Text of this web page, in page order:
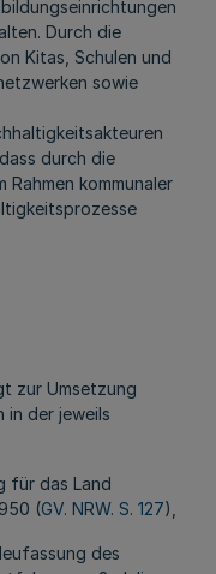
Durch die
Kitas, Schulen und
sowie
durch die
Rahmen kommunaler
zur Umsetzung
in der jeweils
für das Land
(GV. NRW. S. 127),
des